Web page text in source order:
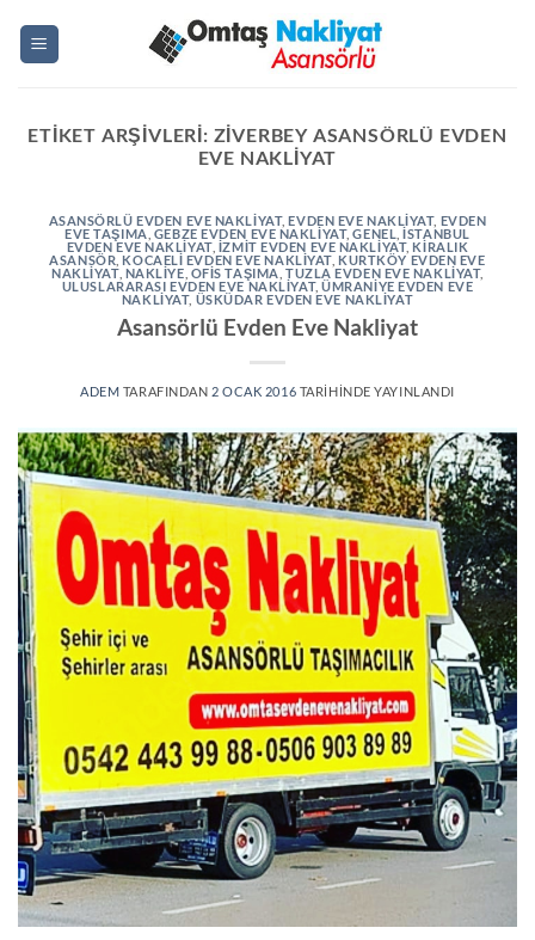
ETIKET ARŞIVLERI: ZIVERBEY ASANSÖRLÜ EVDEN
EVE NAKLIYAT
ASANSÖRLÜ EVDEN EVE NAKLIYAT,EVDEN EVE NAKLIYAT, EVDEN
EVE TAŞIMA GEBZE EVDEN EVE NAKLİYAT,GENEL ,ISTANBUL
EVDEN EVE NAKLIYAT, IZMIT EVDEN EVE NAKLIYAT, KİRALIK
ASANSÖR KOCAELI EVDEN EVE NAKLIYAT, KURTKÖY EVDEN EVE
NAKLIYAT, NAKLIYE OFIS TAŞIMA TUZLA EVDEN EVE NAKLIYAT,
ULUSLARARASI EVDEN EVE NAKLIYAT,ÜMRANIYE EVDEN EVE
NAKLIYAT, ÜSKÜDAR EVDEN EVE NAKLIYAT
Asansörlü Evden Eve Nakliyat
ADEM TARAFINDAN 2 OCAK 2016 TARIHINDE YAYINLANDI